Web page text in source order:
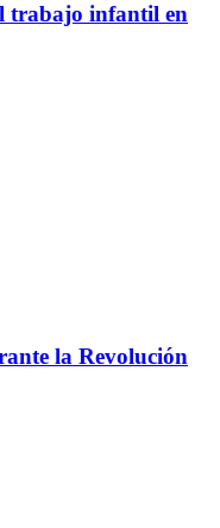
trabajo infantil en
la Revolución